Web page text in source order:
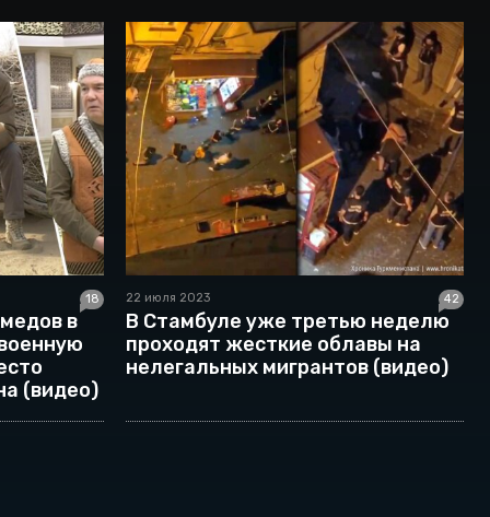
18
в
(видео)
22 июля 2023 42
В Стамбуле уже третью неделю
проходят жесткие облавы на
нелегальных мигрантов (видео)